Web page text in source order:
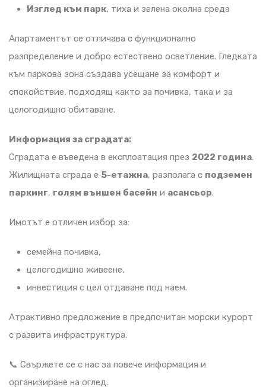
Изглед към парк, тиха и зелена околна среда
Апартаментът се отличава с функционално
разпределение и добро естествено осветление. Гледката
към паркова зона създава усещане за комфорт и
спокойствие, подходящ както за почивка, така и за
целогодишно обитаване.
Информация за сградата:
Сградата е въведена в експлоатация през 2022 година.
Жилищната сграда е 5-етажна, разполага с подземен
паркинг, голям външен басейн и асансьор.
Имотът е отличен избор за:
семейна почивка,
целогодишно живеене,
инвестиция с цел отдаване под наем.
Атрактивно предложение в предпочитан морски курорт
с развита инфраструктура.
📞 Свържете се с нас за повече информация и
организиране на оглед.